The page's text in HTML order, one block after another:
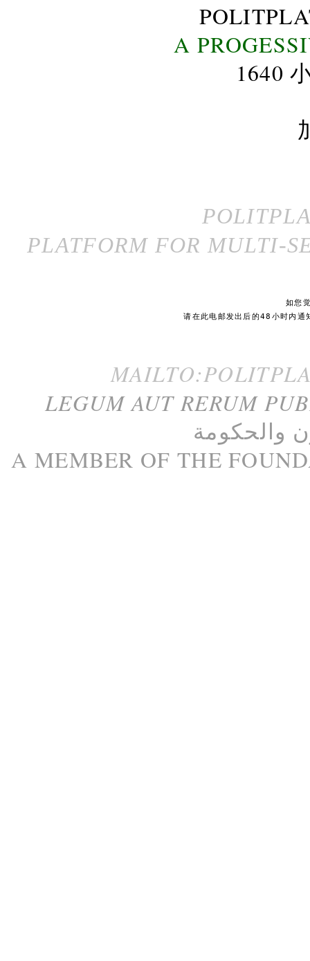
A
1640
PLATFORM FOR MULTI-
如您
请在此电邮发出后的48小时内通
LEGUM AUT RERUM
والحكومة
A MEMBER OF THE